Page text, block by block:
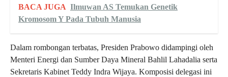
BACA JUGA Ilmuwan AS Temukan Genetik
Kromosom Y Pada Tubuh Manusia
Dalam rombongan terbatas, Presiden Prabowo didampingi oleh
Menteri Energi dan Sumber Daya Mineral Bahlil Lahadalia serta
Sekretaris Kabinet Teddy Indra Wijaya. Komposisi delegasi ini